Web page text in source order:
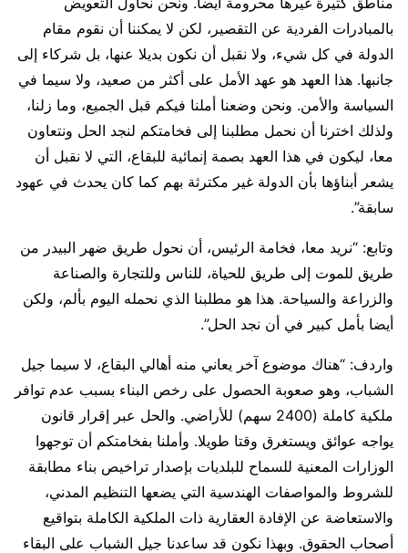
بالمبادرات الفردية عن التقصير، لكن لا يمكننا أن نقوم مقام
الدولة في كل شيء، ولا نقبل أن نكون بديلا عنها، بل شركاء إلى
جانبها. هذا العهد هو عهد الأمل على أكثر من صعيد، ولا سيما في
السياسة والأمن. ونحن وضعنا أملنا فيكم قبل الجميع، وما زلنا،
ولذلك اخترنا أن نحمل مطلبنا إلى فخامتكم لنجد الحل ونتعاون
معا، ليكون في هذا العهد بصمة إنمائية للبقاع، التي لا نقبل أن
يشعر أبناؤها بأن الدولة غير مكترثة بهم كما كان يحدث في عهود
سابقة”.
وتابع: “نريد معا، فخامة الرئيس، أن نحول طريق ضهر البيدر من
طريق للموت إلى طريق للحياة، للناس وللتجارة والصناعة
والزراعة والسياحة. هذا هو مطلبنا الذي نحمله اليوم بألم، ولكن
أيضا بأمل كبير في أن نجد الحل”.
واردف: “هناك موضوع آخر يعاني منه أهالي البقاع، لا سيما جيل
الشباب، وهو صعوبة الحصول على رخص البناء بسبب عدم توافر
ملكية كاملة (2400 سهم) للأراضي. والحل عبر إقرار قانون
يواجه عوائق ويستغرق وقتا طويلا. وأملنا بفخامتكم أن توجهوا
الوزارات المعنية للسماح للبلديات بإصدار تراخيص بناء مطابقة
للشروط والمواصفات الهندسية التي يضعها التنظيم المدني،
والاستعاضة عن الإفادة العقارية ذات الملكية الكاملة بتواقيع
أصحاب الحقوق. وبهذا نكون قد ساعدنا جيل الشباب على البقاء